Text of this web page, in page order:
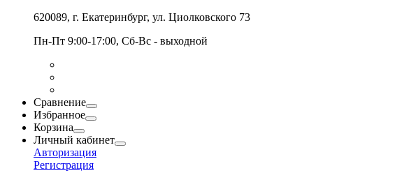
620089, г. Екатеринбург, ул. Циолковского 73
Пн-Пт 9:00-17:00, Сб-Вс - выходной
Сравнение
Избранное
Корзина
Личный кабинет
Авторизация
Регистрация